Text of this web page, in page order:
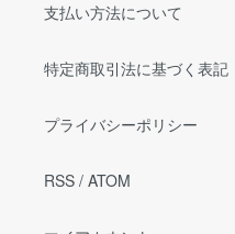
支払い方法について
特定商取引法に基づく表記
プライバシーポリシー
RSS / ATOM